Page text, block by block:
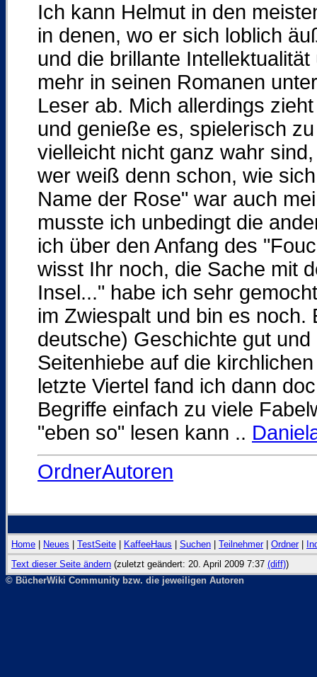
Ich kann Helmut in den
in denen, wo er sich loblich
und die brillante
mehr in seinen Romanen
Leser ab. Mich allerdings
und genieße es, spielerisch
vielleicht nicht ganz wahr
wer weiß denn schon, wie
Name der Rose" war auch
musste ich unbedingt die
ich über den Anfang des
wisst Ihr noch, die Sache mit
Insel..." habe ich sehr
im Zwiespalt und bin es
deutsche) Geschichte gut
Seitenhiebe auf die
letzte Viertel fand ich dann
Begriffe einfach zu viele
"eben so" lesen kann ..
OrdnerAutoren
Home Neues TestSeite KaffeeHaus Suchen Teilnehmer| Ordner|
Text dieser Seite ändern (zuletzt geändert: 20. April 2009 7:37 (diff))
© BücherWiki Community bzw. die jeweiligen Autoren